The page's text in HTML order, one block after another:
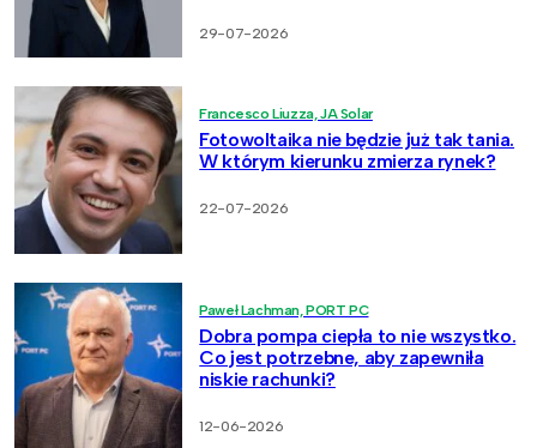
29-07-2026
Francesco Liuzza, JA Solar
Fotowoltaika nie będzie już tak tania.
W którym kierunku zmierza rynek?
22-07-2026
Paweł Lachman, PORT PC
Dobra pompa ciepła to nie wszystko.
Co jest potrzebne, aby zapewniła
niskie rachunki?
12-06-2026